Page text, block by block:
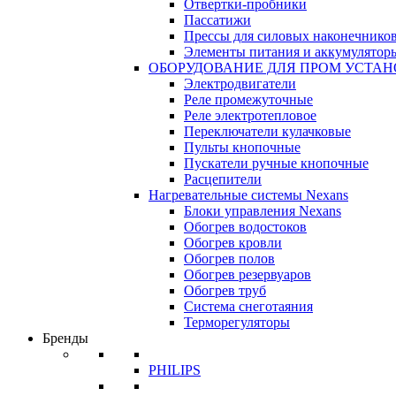
Отвертки-пробники
Пассатижи
Прессы для силовых наконечников
Элементы питания и
ОБОРУДОВАНИЕ ДЛЯ ПРОМ
Электродвигатели
Реле промежуточные
Реле электротепловое
Переключатели кулачковые
Пульты кнопочные
Пускатели ручные кнопочные
Расцепители
Нагревательные системы Nexans
Блоки управления Nexans
Обогрев водостоков
Обогрев кровли
Обогрев полов
Обогрев резервуаров
Обогрев труб
Система снеготаяния
Терморегуляторы
Бренды
PHILIPS